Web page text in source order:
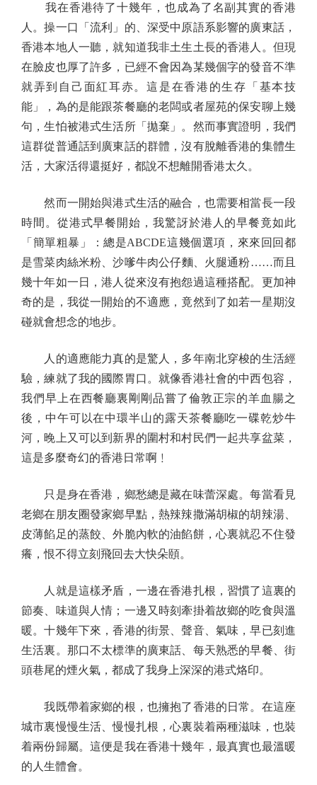
我在香港待了十幾年，也成為了名副其實的香港
人。操一口「流利」的、深受中原語系影響的廣東話，
香港本地人一聽，就知道我非土生土長的香港人。但現
在臉皮也厚了許多，已經不會因為某幾個字的發音不準
就弄到自己面紅耳赤。這是在香港的生存「基本技
能」，為的是能跟茶餐廳的老闆或者屋苑的保安聊上幾
句，生怕被港式生活所「拋棄」。然而事實證明，我們
這群從普通話到廣東話的群體，沒有脫離香港的集體生
活，大家活得還挺好，都說不想離開香港太久。
然而一開始與港式生活的融合，也需要相當長一段
時間。從港式早餐開始，我驚訝於港人的早餐竟如此
「簡單粗暴」：總是ABCDE這幾個選項，來來回回都
是雪菜肉絲米粉、沙嗲牛肉公仔麵、火腿通粉……而且
幾十年如一日，港人從來沒有抱怨過這種搭配。更加神
奇的是，我從一開始的不適應，竟然到了如若一星期沒
碰就會想念的地步。
人的適應能力真的是驚人，多年南北穿梭的生活經
驗，練就了我的國際胃口。就像香港社會的中西包容，
我們早上在西餐廳裏剛剛品嘗了倫敦正宗的羊血腸之
後，中午可以在中環半山的露天茶餐廳吃一碟乾炒牛
河，晚上又可以到新界的圍村和村民們一起共享盆菜，
這是多麼奇幻的香港日常啊﹗
只是身在香港，鄉愁總是藏在味蕾深處。每當看見
老鄉在朋友圈發家鄉早點，熱辣辣撒滿胡椒的胡辣湯、
皮薄餡足的蒸餃、外脆內軟的油餡餅，心裏就忍不住發
癢，恨不得立刻飛回去大快朵頤。
人就是這樣矛盾，一邊在香港扎根，習慣了這裏的
節奏、味道與人情；一邊又時刻牽掛着故鄉的吃食與溫
暖。十幾年下來，香港的街景、聲音、氣味，早已刻進
生活裏。那口不太標準的廣東話、每天熟悉的早餐、街
頭巷尾的煙火氣，都成了我身上深深的港式烙印。
我既帶着家鄉的根，也擁抱了香港的日常。在這座
城市裏慢慢生活、慢慢扎根，心裏裝着兩種滋味，也裝
着兩份歸屬。這便是我在香港十幾年，最真實也最溫暖
的人生體會。